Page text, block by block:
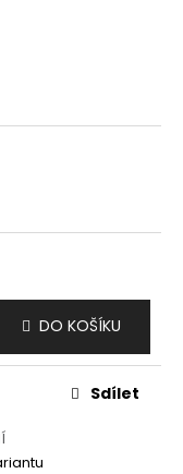
DO KOŠÍKU
Sdílet